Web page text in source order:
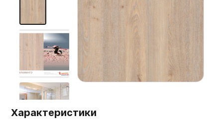
Мебельные образцы, каталоги
Характеристики